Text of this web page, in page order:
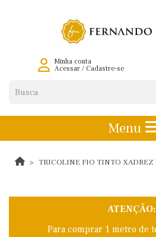
Minha conta
Acessar/ Cadastre-se
Menu
TRICOLINE FIO TINTO
ATENÇÃO:
Para comprar 1 metro de